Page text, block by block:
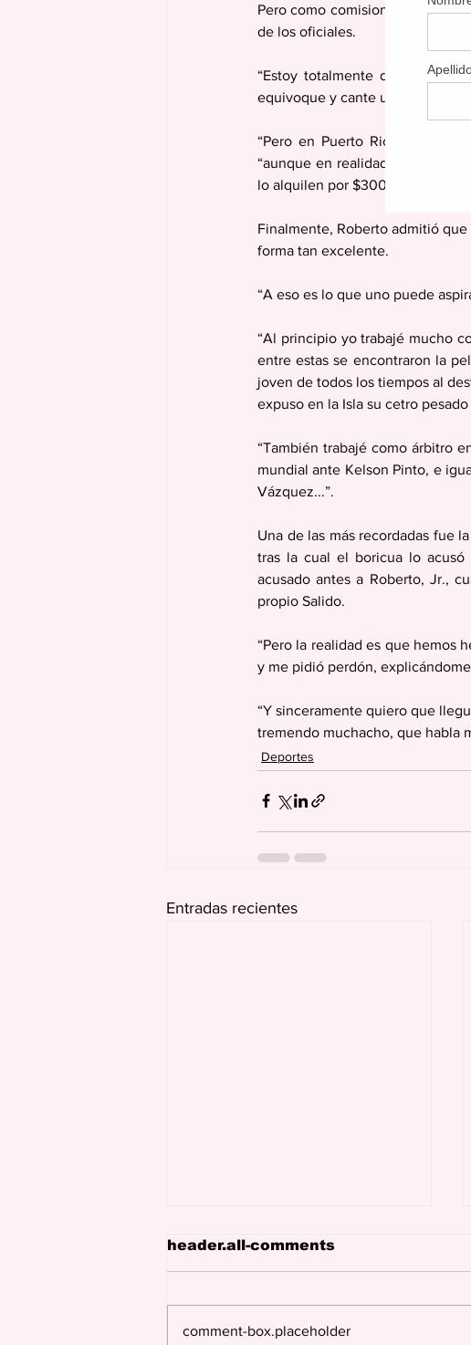
Pero como comisionado, fue
de los oficiales.
“Estoy totalmente de acuerdo
equivoque y cante un golpe
“Pero en Puerto Rico eso no
“aunque en realidad no es algo
lo alquilen por $300 cuando
Finalmente, Roberto admitió
forma tan excelente.
“A eso es lo que uno puede
“Al principio yo trabajé mucho
entre estas se encontraron la
joven de todos los tiempos al
expuso en la Isla su cetro
“También trabajé como árbitro
mundial ante Kelson Pinto, e
Vázquez...”.
Una de las más recordadas fue
tras la cual el boricua lo acusó
acusado antes a Roberto, Jr.,
propio Salido.
“Pero la realidad es que hemos
y me pidió perdón,
“Y sinceramente quiero que
tremendo muchacho, que habla
Deportes
Entradas recientes
header.all-comments
comment-box.placeholder